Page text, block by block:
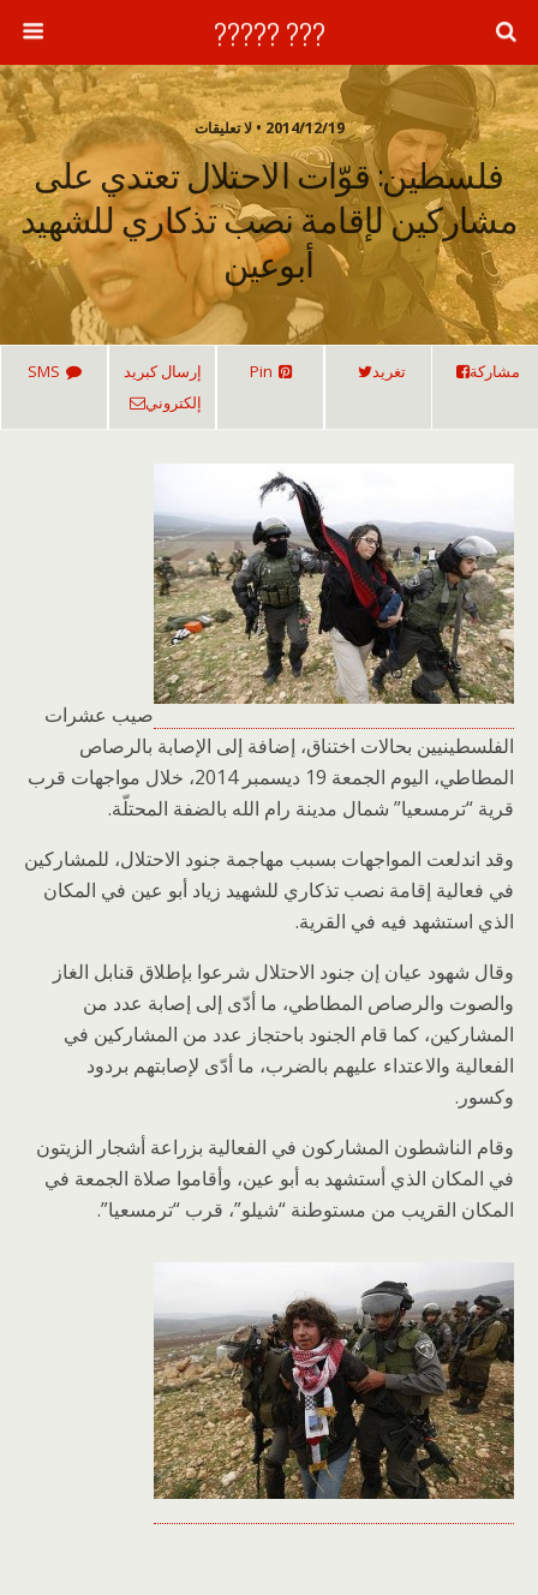
??? ?????
2014/12/19 • لا تعليقات
فلسطين: قوّات الاحتلال تعتدي على
مشاركين لإقامة نصب تذكاري للشهيد
أبوعين
مشاركة تغريد Pin
إرسال كبريد
إلكتروني
SMS
صيب عشرات
الفلسطينيين بحالات اختناق، إضافة إلى الإصابة بالرصاص
المطاطي، اليوم الجمعة 19 ديسمبر 2014، خلال مواجهات قرب
قرية “ترمسعيا” شمال مدينة رام الله بالضفة المحتلّة.
وقد اندلعت المواجهات بسبب مهاجمة جنود الاحتلال، للمشاركين
في فعالية إقامة نصب تذكاري للشهيد زياد أبو عين في المكان
الذي استشهد فيه في القرية.
وقال شهود عيان إن جنود الاحتلال شرعوا بإطلاق قنابل الغاز
والصوت والرصاص المطاطي، ما أدّى إلى إصابة عدد من
المشاركين، كما قام الجنود باحتجاز عدد من المشاركين في
الفعالية والاعتداء عليهم بالضرب، ما أدّى لإصابتهم بردود
وكسور.
وقام الناشطون المشاركون في الفعالية بزراعة أشجار الزيتون
في المكان الذي أستشهد به أبو عين، وأقاموا صلاة الجمعة في
المكان القريب من مستوطنة “شيلو”، قرب “ترمسعيا”.